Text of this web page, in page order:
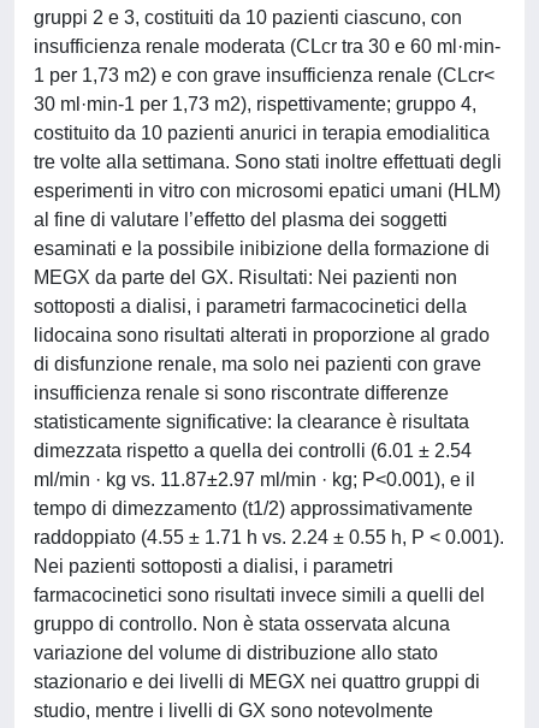
gruppi 2 e 3, costituiti da 10 pazienti ciascuno, con
insufficienza renale moderata (CLcr tra 30 e 60 ml·min-
1 per 1,73 m2) e con grave insufficienza renale (CLcr<
30 ml·min-1 per 1,73 m2), rispettivamente; gruppo 4,
costituito da 10 pazienti anurici in terapia emodialitica
tre volte alla settimana. Sono stati inoltre effettuati degli
esperimenti in vitro con microsomi epatici umani (HLM)
al fine di valutare l’effetto del plasma dei soggetti
esaminati e la possibile inibizione della formazione di
MEGX da parte del GX. Risultati: Nei pazienti non
sottoposti a dialisi, i parametri farmacocinetici della
lidocaina sono risultati alterati in proporzione al grado
di disfunzione renale, ma solo nei pazienti con grave
insufficienza renale si sono riscontrate differenze
statisticamente significative: la clearance è risultata
dimezzata rispetto a quella dei controlli (6.01 ± 2.54
ml/min · kg vs. 11.87±2.97 ml/min · kg; P<0.001), e il
tempo di dimezzamento (t1/2) approssimativamente
raddoppiato (4.55 ± 1.71 h vs. 2.24 ± 0.55 h, P < 0.001).
Nei pazienti sottoposti a dialisi, i parametri
farmacocinetici sono risultati invece simili a quelli del
gruppo di controllo. Non è stata osservata alcuna
variazione del volume di distribuzione allo stato
stazionario e dei livelli di MEGX nei quattro gruppi di
studio, mentre i livelli di GX sono notevolmente